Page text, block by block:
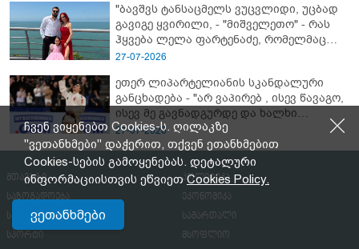
"ბავშვს ტანსაცმელს ვუცვლიდი, უცბად
გავიგე ყვირილი, - "მიშველეთო" - რას
ჰყვება ლელა ფარტენაძე, რომელმაც
ბათუმში 16 წლის ბიჭი ზღვაში
27-07-2026
ეთერ ლიპარტელიანის სკანდალური
განცხადება - "არ ვაპირებ , ისევ წავაგო,
ისევ მე გავნადგურდე და ხალხი
მშვიდად იყოს, თავის სკამებს
უფრთხილდებოდნენ"
27-07-2026
მთავარი
პოლიტიკა
საზოგადოება
ეკონომიკა
სამხედრო
სამართალი
სპორტი
მსოფლიო
ჩვენ ვიყენებთ Cookies-ს. ღილაკზე
"ვეთანხმები" დაჭერით, თქვენ ეთანხმებით
Cookies-სების გამოყენებას. დეტალური
ინფორმაციისთვის ეწვიეთCookies Policy.
ვეთანხმები